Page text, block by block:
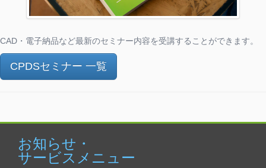
CAD・電子納品など最新のセミナー内容を受講することができます。
CPDSセミナー 一覧
お知らせ・
サービスメニュー